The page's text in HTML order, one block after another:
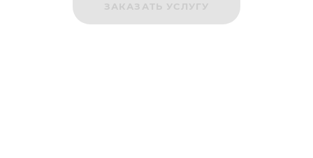
ЗАКАЗАТЬ УСЛУГУ